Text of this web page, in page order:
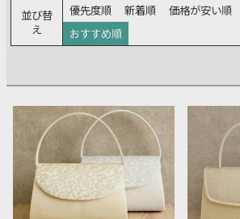
並び替
え
優先度順 新着順 価格が安い順
おすすめ順